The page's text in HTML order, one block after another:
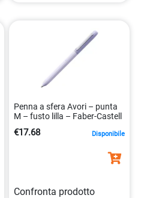
Penna a sfera Avori – punta
M – fusto lilla – Faber-Castell
€17.68 Disponibile
Confronta prodotto